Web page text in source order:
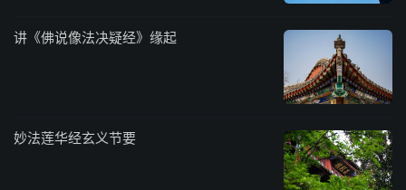
讲《佛说像法决疑经》缘起
妙法莲华经玄义节要